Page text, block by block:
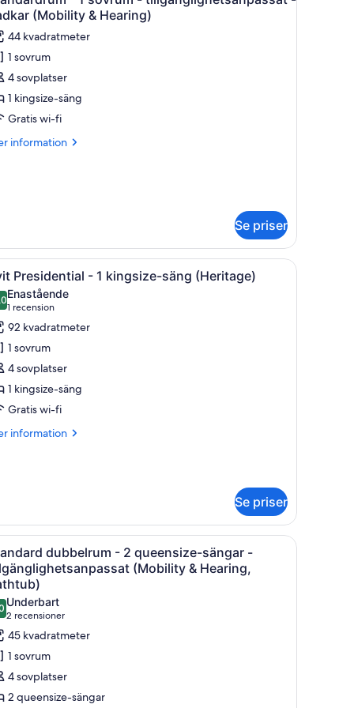
(Mobility & Hearing)
44 kvadratmeter
1 sovrum
4 sovplatser
1 kingsize-säng
Gratis wi-fi
information
Se priser
med en stol, en platt-TV och ett fönster med gardiner.
Allergitestade sängkläder,
5 Presidential - 1 kingsize-säng (Heritage)
av 10
Enastående
1 recension
(1 recension)
92 kvadratmeter
1 sovrum
4 sovplatser
1 kingsize-säng
Gratis wi-fi
information
Se priser
och en stol. Det finns ett fönster med utsikt över grönska och
Ett hotellrum med två sängar, ett skrivbord,
6
dubbelrum - 2 queensize-sängar -
(Mobility & Hearing,
av 10
Underbart
2 recensioner
(2 recensioner)
45 kvadratmeter
1 sovrum
4 sovplatser
2 queensize-sängar